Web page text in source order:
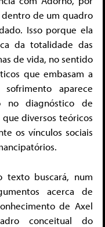
de um quadro
Isso porque ela
da totalidade das
de vida, no sentido
que embasam a
aparece
no diagnóstico de
diversos teóricos
os vínculos sociais
texto buscará, num
acerca de
de Axel
conceitual do